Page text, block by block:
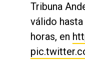
Tribuna
válido
horas, en